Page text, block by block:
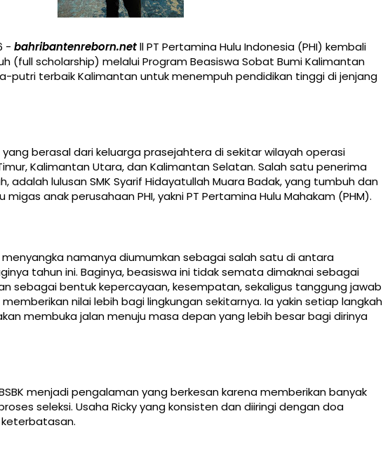
- bahribantenreborn.netll PT Pertamina Hulu Indonesia (PHI) kembali
(full scholarship) melalui Program Beasiswa Sobat Bumi Kalimantan
putri terbaik Kalimantan untuk menempuh pendidikan tinggi di jenjang
yang berasal dari keluarga prasejahtera di sekitar wilayah operasi
Kalimantan Utara, dan Kalimantan Selatan. Salah satu penerima
adalah lulusan SMK Syarif Hidayatullah Muara Badak, yang tumbuh dan
anak perusahaan PHI, yakni PT Pertamina Hulu Mahakam (PHM).
menyangka namanya diumumkan sebagai salah satu di antara
tahun ini. Baginya, beasiswa ini tidak semata dimaknai sebagai
sebagai bentuk kepercayaan, kesempatan, sekaligus tanggung jawab
nilai lebih bagi lingkungan sekitarnya. Ia yakin setiap langkah
membuka jalan menuju masa depan yang lebih besar bagi dirinya
menjadi pengalaman yang berkesan karena memberikan banyak
seleksi. Usaha Ricky yang konsisten dan diiringi dengan doa